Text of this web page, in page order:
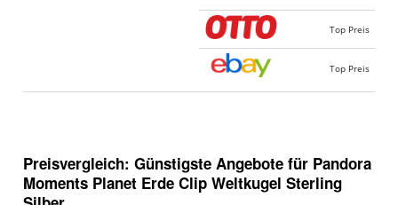
Top Preis
Top Preis
Preisvergleich: Günstigste Angebote für Pandora
Moments Planet Erde Clip Weltkugel Sterling